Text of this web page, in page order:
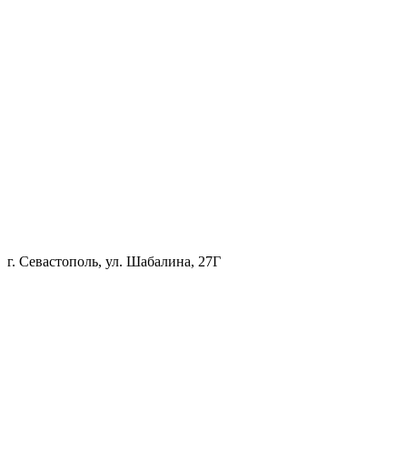
г. Севастополь, ул. Шабалина, 27Г